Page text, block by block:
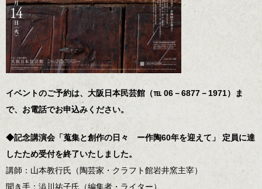
イベントのご予約は、大阪日本民芸館（℡ 06－6877－1971）ま
で、お電話でお申込みください。
◆記念講演会「蒐集と創作の日々 ー作陶60年を迎えて」
定員に達
したため受付を終了いたしました。
講師：山本教行氏（陶芸家・クラフト館岩井窯主宰）
聞き手：澁川祐子氏（編集者・ライター）